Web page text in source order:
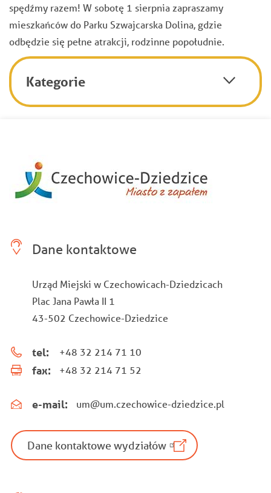
spędźmy razem! W sobotę 1 sierpnia zapraszamy
mieszkańców do Parku Szwajcarska Dolina, gdzie
odbędzie się pełne atrakcji, rodzinne popołudnie.
Kategorie
Dane kontaktowe
Urząd Miejski w Czechowicach-Dziedzicach
Plac Jana Pawła II 1
43-502 Czechowice-Dziedzice
tel: +48 32 214 71 10
fax: +48 32 214 71 52
e-mail: um@um.czechowice-dziedzice.pl
Dane kontaktowe wydziałów